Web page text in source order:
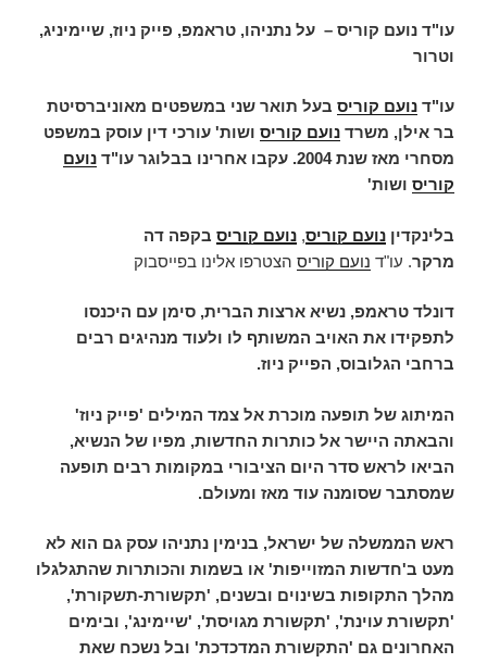
עו"ד נועם קוריס – על נתניהו, טראמפ, פייק ניוז, שיימיניג,
וטרור
עו"ד נועם קוריס בעל תואר שני במשפטים מאוניברסיטת
בר אילן, משרד נועם קוריס ושות' עורכי דין עוסק במשפט
מסחרי מאז שנת 2004. עקבו אחרינו בבלוגר עו"ד
נועם
קוריס ושות'
בלינקדין נועם קוריס, נועם קוריס בקפה דה
מרקר. עו"ד נועם קוריס הצטרפו אלינו בפייסבוק
דונלד טראמפ, נשיא ארצות הברית, סימן עם היכנסו
לתפקידו את האויב המשותף לו ולעוד מנהיגים רבים
ברחבי הגלובוס, הפייק ניוז.
המיתוג של תופעה מוכרת אל צמד המילים 'פייק ניוז'
והבאתה היישר אל כותרות החדשות, מפיו של הנשיא,
הביאו לראש סדר היום הציבורי במקומות רבים תופעה
שמסתבר שסומנה עוד מאז ומעולם.
ראש הממשלה של ישראל, בנימין נתניהו עסק גם הוא לא
מעט ב'חדשות המזוייפות' או בשמות והכותרות שהתגלגלו
מהלך התקופות בשינוים ובשנים, 'תקשורת-תשקורת',
'תקשורת עוינת', 'תקשורת מגויסת', 'שיימינג', ובימים
האחרונים גם 'התקשורת המדכדכת' ובל נשכח שאת